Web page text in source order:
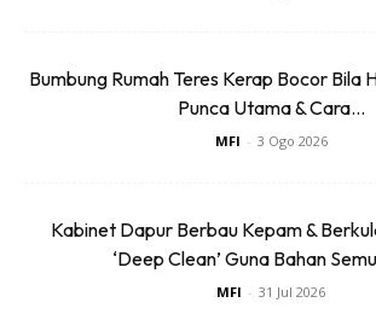
Bumbung Rumah Teres Kerap Bocor Bila
Punca Utama & Cara...
MFI - 3 Ogo 2026
Kabinet Dapur Berbau Kepam &
‘Deep Clean’ Guna Bahan
MFI - 31 Jul 2026